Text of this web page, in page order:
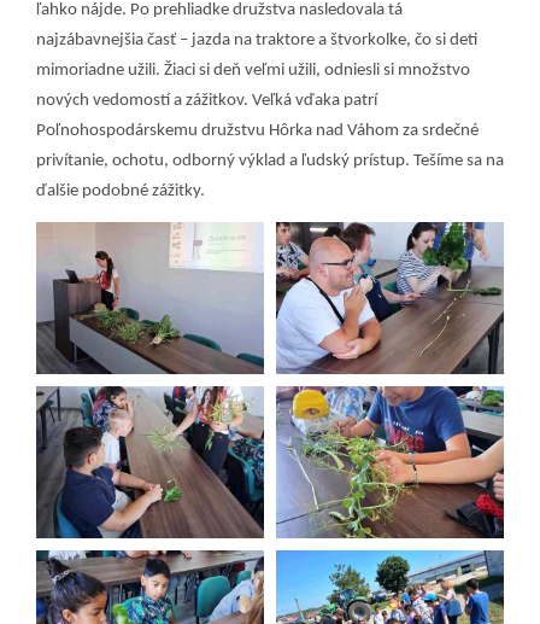
ľahko nájde. Po prehliadke družstva nasledovala tá
najzábavnejšia časť – jazda na traktore a štvorkolke, čo si deti
mimoriadne užili. Žiaci si deň veľmi užili, odniesli si množstvo
nových vedomostí a zážitkov. Veľká vďaka patrí
Poľnohospodárskemu družstvu Hôrka nad Váhom za srdečné
privítanie, ochotu, odborný výklad a ľudský prístup. Tešíme sa na
ďalšie podobné zážitky.